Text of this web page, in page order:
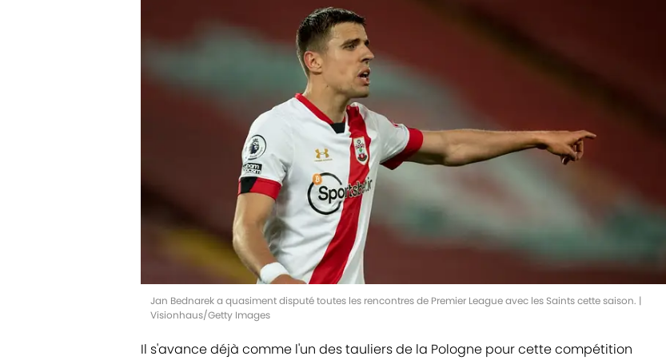
Jan Bednarek a quasiment disputé toutes les rencontres de Premier League avec les Saints cette saison. |
Visionhaus/Getty Images
Il s'avance déjà comme l'un des tauliers de la Pologne pour cette compétition